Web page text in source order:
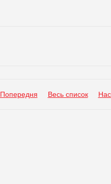
Попередня Весь список